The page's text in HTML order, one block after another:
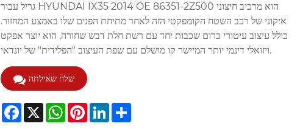
גריל עבור HYUNDAI IX35 2014 OE 86351-2Z500 הוא מרכיב חיצוני
איקוני של רכב השטח הקומפקטי הזה לאחר מתיחת הפנים שלו באמצע המחזור.
כולל עיצוב עיטורי כרום שכבות יחד עם רשת חלת דבש שחורה, הוא יוצר אפקט
ויזואלי דינמי יותר המיישר קו מושלם עם שפת העיצוב "הפלידית" של יונדאי.
שלח שאילתה
Facebook
X WhatsApp
Pinterest
LinkedIn
Share